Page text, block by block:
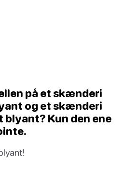
på et skænderi
og et skænderi
Kun den ene